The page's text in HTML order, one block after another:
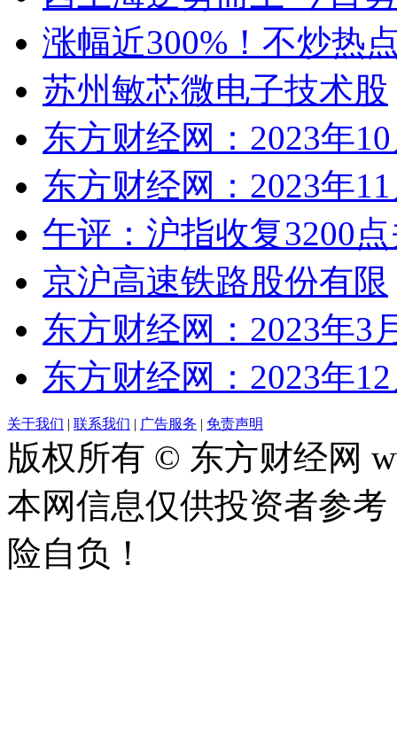
涨幅近300%！不炒热
苏州敏芯微电子技术股
东方财经网：2023年
东方财经网：2023年
午评：沪指收复3200
京沪高速铁路股份有限
东方财经网：2023年3
东方财经网：2023年
关于我们 | 联系我们 | 广告服务 | 免责声明
版权所有 © 东方财经网
本网信息仅供投资者参
险自负！